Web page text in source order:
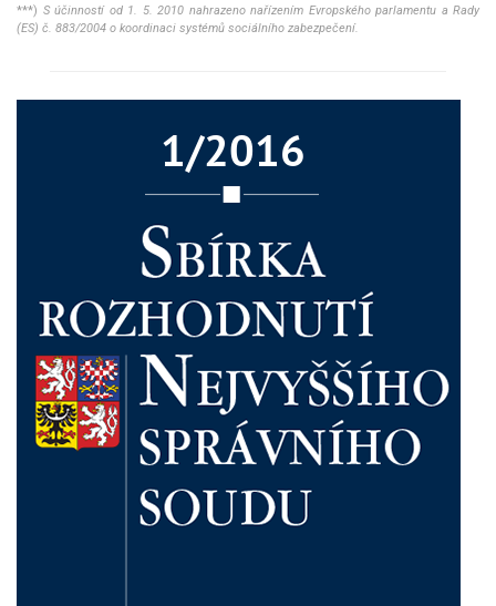
***) S účinností od 1. 5. 2010 nahrazeno nařízením Evropského parlamentu a Rady
(ES) č. 883/2004 o koordinaci systémů sociálního zabezpečení.